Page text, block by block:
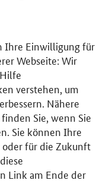
Ihre Einwilligung für
Webseite: Wir
verstehen, um
Nähere
Sie, wenn Sie
Sie können Ihre
für die Zukunft
Link am Ende der